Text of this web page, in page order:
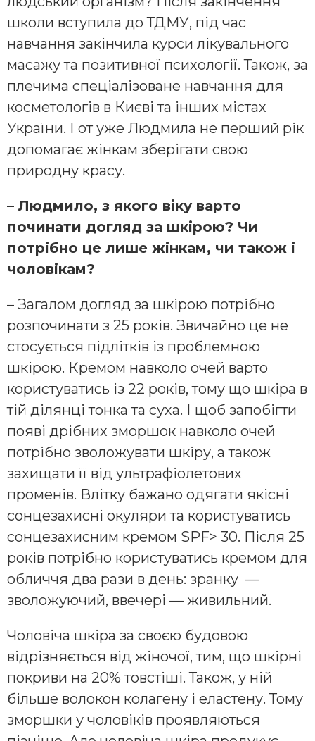
школи вступила до ТДМУ, під час
навчання закінчила курси лікувального
масажу та позитивної психології. Також, за
плечима спеціалізоване навчання для
косметологів в Києві та інших містах
України. І от уже Людмила не перший рік
допомагає жінкам зберігати свою
природну красу.
– Людмило, з якого віку варто
починати догляд за шкірою? Чи
потрібно це лише жінкам, чи також і
чоловікам?
– Загалом догляд за шкірою потрібно
розпочинати з 25 років. Звичайно це не
стосується підлітків із проблемною
шкірою. Кремом навколо очей варто
користуватись із 22 років, тому що шкіра в
тій ділянці тонка та суха. І щоб запобігти
появі дрібних зморшок навколо очей
потрібно зволожувати шкіру, а також
захищати її від ультрафіолетових
променів. Влітку бажано одягати якісні
сонцезахисні окуляри та користуватись
сонцезахисним кремом SPF> 30. Після 25
років потрібно користуватись кремом для
обличчя два рази в день: зранку —
зволожуючий, ввечері — живильний.
Чоловіча шкіра за своєю будовою
відрізняється від жіночої, тим, що шкірні
покриви на 20% товстіші. Також, у ній
більше волокон колагену і еластену. Тому
зморшки у чоловіків проявляються